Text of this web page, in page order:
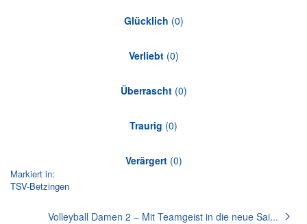
Glücklich (0)
Verliebt(0)
Überrascht(0)
Traurig (0)
Verärgert(0)
Markiert in:
TSV-Betzingen
Volleyball Damen 2 – Mit Teamgeist in die neue Sai...